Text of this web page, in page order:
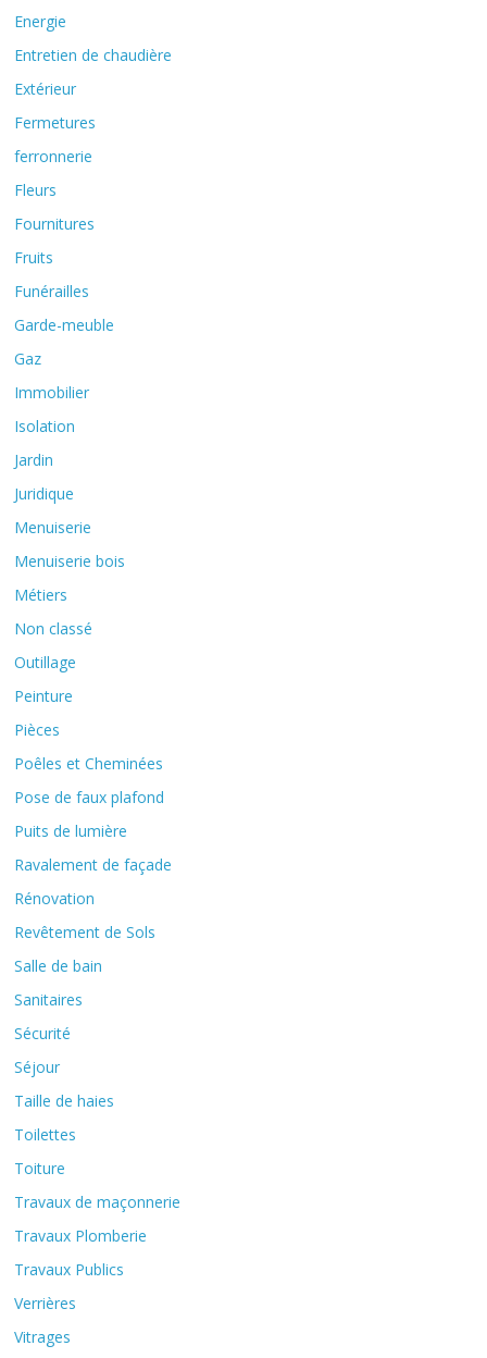
Energie
Entretien de chaudière
Extérieur
Fermetures
ferronnerie
Fleurs
Fournitures
Fruits
Funérailles
Garde-meuble
Gaz
Immobilier
Isolation
Jardin
Juridique
Menuiserie
Menuiserie bois
Métiers
Non classé
Outillage
Peinture
Pièces
Poêles et Cheminées
Pose de faux plafond
Puits de lumière
Ravalement de façade
Rénovation
Revêtement de Sols
Salle de bain
Sanitaires
Sécurité
Séjour
Taille de haies
Toilettes
Toiture
Travaux de maçonnerie
Travaux Plomberie
Travaux Publics
Verrières
Vitrages